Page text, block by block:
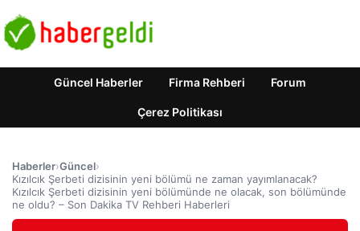
Güncel Haberler Firma Rehberi Forum
Çerez Politikası
Haberler›Güncel›
Kızılcık Şerbeti dizisinin yeni bölümü ne zaman yayımlanacak?
Kızılcık Şerbeti dizisinin yeni bölümünde ne olacak, son bölümünde
ne oldu? – Son Dakika TV Rehberi Haberleri